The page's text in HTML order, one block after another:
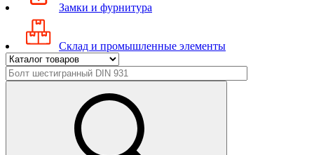
Замки и фурнитура
Склад и промышленные элементы